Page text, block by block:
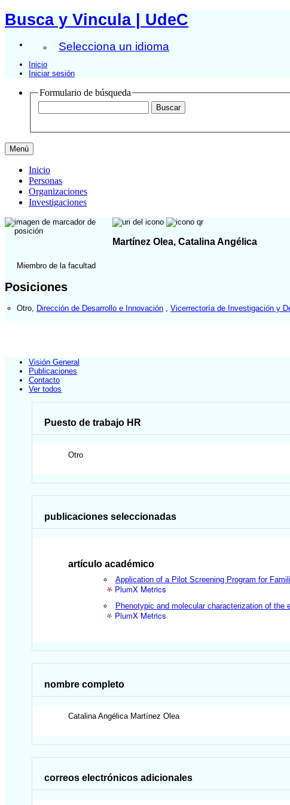
Busca y Vincula | UdeC
Selecciona un idioma
Inicio
Iniciar sesión
Formulario de búsqueda
Menú
Inicio
Personas
Organizaciones
Investigaciones
Martínez Olea, Catalina Angélica
Miembro de la facultad
Posiciones
Otro Dirección de Desarrollo e Innovación Vicerrectoría de Investigación y
Visión General
Publicaciones
Contacto
Ver todos
Puesto de trabajo HR
Otro
publicaciones seleccionadas
artículo académico
Application of a Pilot Screening Program for
PlumX Metrics
Phenotypic and molecular characterization of
PlumX Metrics
nombre completo
Catalina Angélica Martínez Olea
correos electrónicos adicionales